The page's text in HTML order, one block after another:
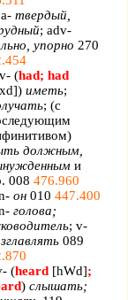
a- твердый,
; adv-
упорно 270
v- (had; had
]) иметь;
; (с
должным,
и
008 476.960
- он 010 447.400
- голова;
; v-
089
- (heard [hWd];
) слышать;